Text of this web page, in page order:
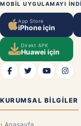
MOBIL UYGULAMAYI
App Store
iPhone için
Direkt APK
Huawei için
KURUMSAL BILGILER